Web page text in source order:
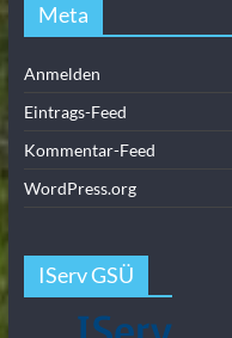
Meta
Anmelden
Eintrags-Feed
Kommentar-Feed
WordPress.org
IServ GSÜ